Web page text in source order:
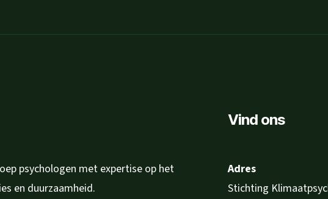
psychologen met expertise op het
en duurzaamheid.
Vind ons
Adres
Stichting